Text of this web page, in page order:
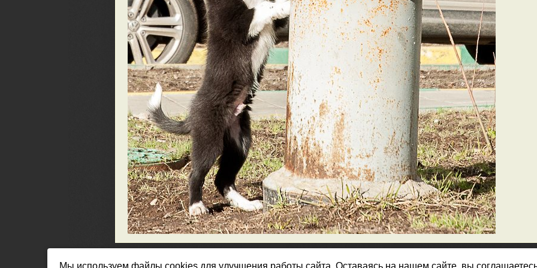
Мы используем файлы cookies для улучшения работы сайта. Оставаясь на нашем сайте, вы